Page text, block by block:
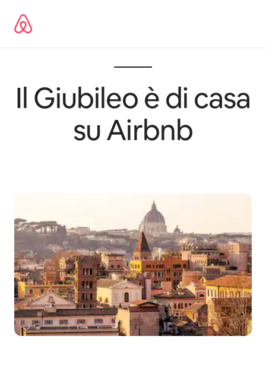
langsung
lihat
Il Giubileo è di casa
su Airbnb